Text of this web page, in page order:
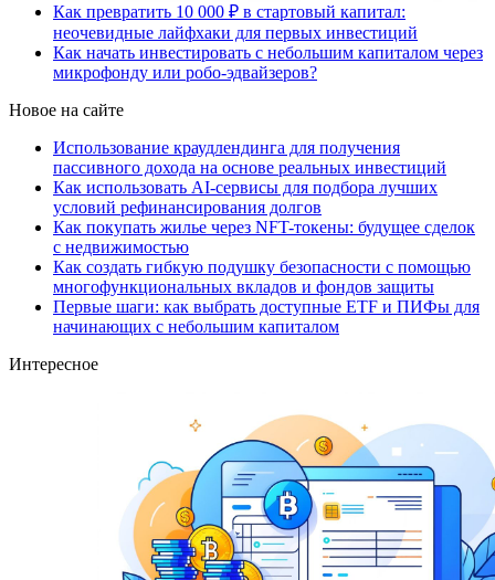
Как превратить 10 000 ₽ в стартовый капитал:
неочевидные лайфхаки для первых инвестиций
Как начать инвестировать с небольшим капиталом через
микрофонду или робо-эдвайзеров?
Новое на сайте
Использование краудлендинга для получения
пассивного дохода на основе реальных инвестиций
Как использовать AI-сервисы для подбора лучших
условий рефинансирования долгов
Как покупать жилье через NFT-токены: будущее сделок
с недвижимостью
Как создать гибкую подушку безопасности с помощью
многофункциональных вкладов и фондов защиты
Первые шаги: как выбрать доступные ETF и ПИФы для
начинающих с небольшим капиталом
Интересное